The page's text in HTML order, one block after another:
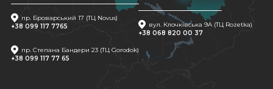
пр. Броварський 17 (ТЦ Novus)
+38 099 117 7765
пр. Степана Бандери 23 (ТЦ Gorodok)
+38 099 117 77 65
вул. Клочківська 9A (ТЦ Rozetka)
+38 068 820 00 37